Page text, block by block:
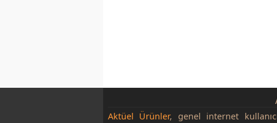
Aktüel Ürünler, genel internet